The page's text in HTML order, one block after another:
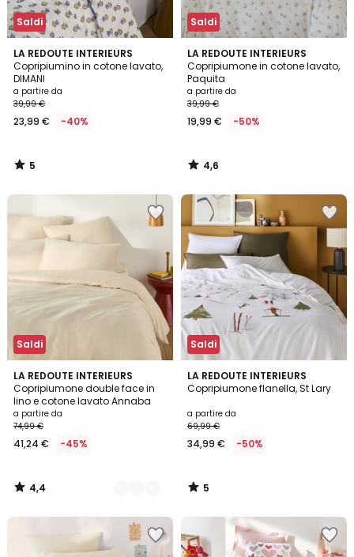
Saldi
LA REDOUTE INTERIEURS
Copripiumino in cotone lavato,
DIMANI
a partire da
39,99 €
23,99 € -40%
5
/
5
5
/
Saldi
LA REDOUTE INTERIEURS
Copripiumone in cotone lavato,
Paquita
a partire da
39,99 €
19,99 € -50%
4,6
/ 5
4,6
/
Saldi
LA REDOUTE INTERIEURS
Copripiumone double face in
lino e cotone lavato Annaba
a partire da
74,99 €
41,24 € -45%
4,4
/ 5
8
Colori
4,4
/
Saldi
LA REDOUTE INTERIEURS
Copripiumone flanella, St Lary
a partire da
69,99 €
34,99 € -50%
5
/
5
/